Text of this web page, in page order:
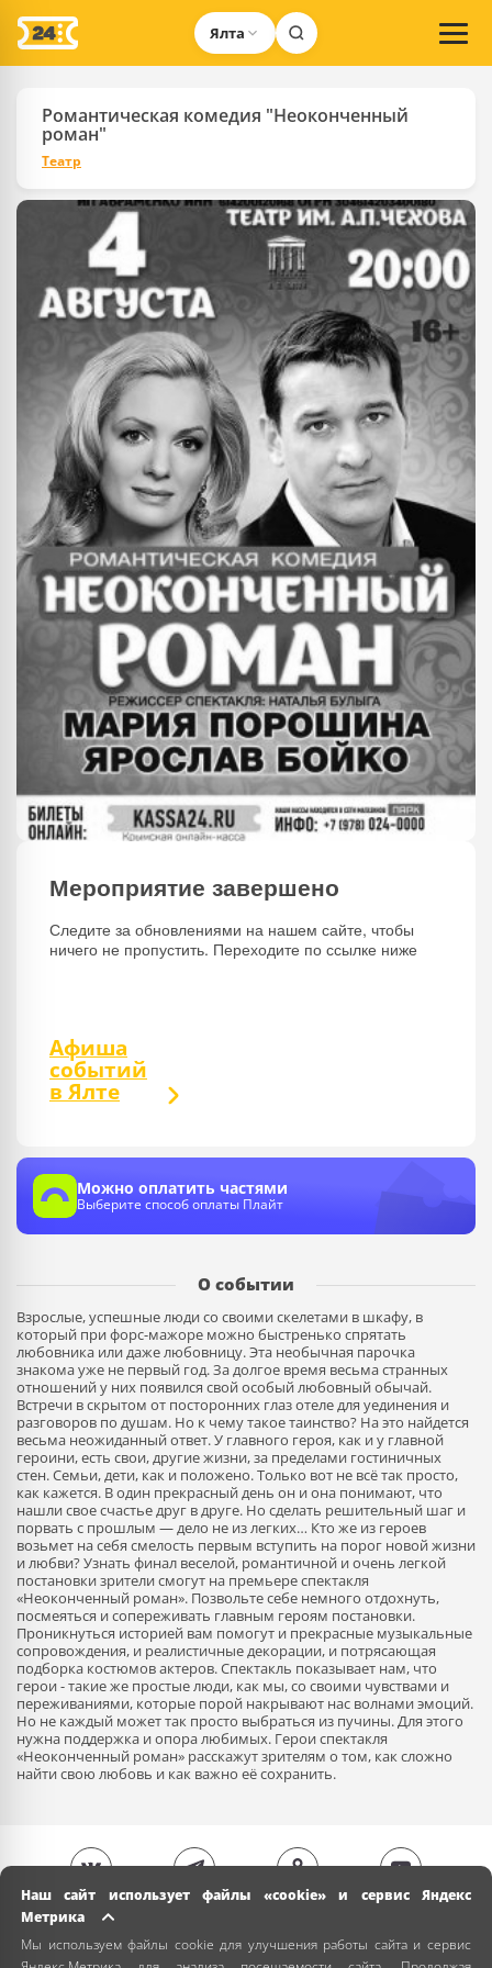
Ялта
Романтическая комедия "Неоконченный
роман"
Театр
Мероприятие завершено
Следите за обновлениями на нашем сайте, чтобы
ничего не пропустить. Переходите по ссылке ниже
Афиша
событий
в Ялте
Можно оплатить частями
Выберите способ оплаты Плайт
О событии
Взрослые, успешные люди со своими скелетами в шкафу, в
который при форс-мажоре можно быстренько спрятать
любовника или даже любовницу. Эта необычная парочка
знакома уже не первый год. За долгое время весьма странных
отношений у них появился свой особый любовный обычай.
Встречи в скрытом от посторонних глаз отеле для уединения и
разговоров по душам. Но к чему такое таинство? На это найдется
весьма неожиданный ответ. У главного героя, как и у главной
героини, есть свои, другие жизни, за пределами гостиничных
стен. Семьи, дети, как и положено. Только вот не всё так просто,
как кажется. В один прекрасный день он и она понимают, что
нашли свое счастье друг в друге. Но сделать решительный шаг и
порвать с прошлым — дело не из легких… Кто же из героев
возьмет на себя смелость первым вступить на порог новой жизни
и любви? Узнать финал веселой, романтичной и очень легкой
постановки зрители смогут на премьере спектакля
«Неоконченный роман». Позвольте себе немного отдохнуть,
посмеяться и сопереживать главным героям постановки.
Проникнуться историей вам помогут и прекрасные музыкальные
сопровождения, и реалистичные декорации, и потрясающая
подборка костюмов актеров. Спектакль показывает нам, что
герои - такие же простые люди, как мы, со своими чувствами и
переживаниями, которые порой накрывают нас волнами эмоций.
Но не каждый может так просто выбраться из пучины. Для этого
нужна поддержка и опора любимых. Герои спектакля
«Неоконченный роман» расскажут зрителям о том, как сложно
найти свою любовь и как важно её сохранить.
Наш сайт использует файлы «cookie» и сервис Яндекс
Метрика
Мы используем файлы cookie для улучшения работы сайта и сервис